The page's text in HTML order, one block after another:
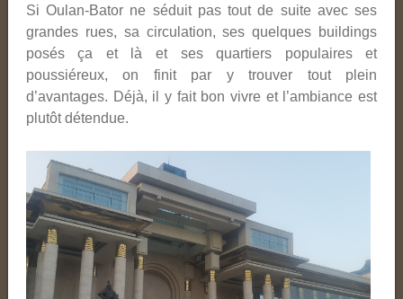
Si Oulan-Bator ne séduit pas tout de suite avec ses
grandes rues, sa circulation, ses quelques buildings
posés ça et là et ses quartiers populaires et
poussiéreux, on finit par y trouver tout plein
d’avantages. Déjà, il y fait bon vivre et l’ambiance est
plutôt détendue.